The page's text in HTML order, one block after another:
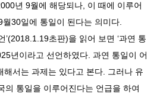
년 9월에 해당되나, 이 때에 이루어
30일에 통일이 된다는 의미다.
’(2018.1.19초판)을 읽어 보면 ‘과연 통
년이라고 선언하였다. 과연 통일이 어
해서는 과제는 있다고 본다. 그러나 유
의 통일을 이루어진다는 언급을 하여